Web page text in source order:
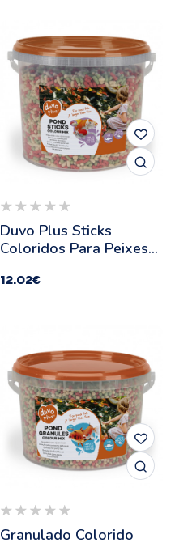
Duvo Plus Sticks
Coloridos Para Peixes
5 L
12.02€
Granulado Colorido